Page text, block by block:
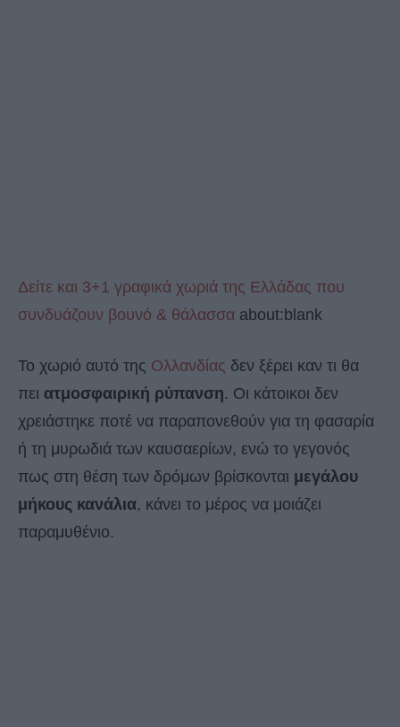
Δείτε και 3+1 γραφικά χωριά της Ελλάδας που
συνδυάζουν βουνό & θάλασσα about:blank
Το χωριό αυτό της Ολλανδίας δεν ξέρει καν τι θα
πει ατμοσφαιρική ρύπανση. Οι κάτοικοι δεν
χρειάστηκε ποτέ να παραπονεθούν για τη φασαρία
ή τη μυρωδιά των καυσαερίων, ενώ το γεγονός
πως στη θέση των δρόμων βρίσκονται μεγάλου
μήκους κανάλια, κάνει το μέρος να μοιάζει
παραμυθένιο.